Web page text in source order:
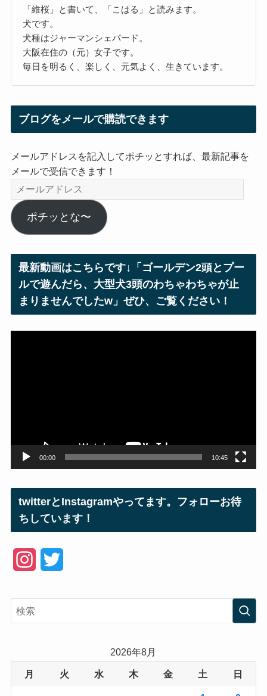
「維桜」と書いて、「こはる」と読みます。
犬です。
犬種はジャーマンシェパード。
大阪在住の（元）女子です。
毎日を明るく、楽しく、元気よく、生きています。
ブログをメールで購読できます
メールアドレスを記入してポチッとすれば、最新記事を
メールで受信できます！
ー
ル
ア
ス
ポチッとな〜
最新動画はこちらです↓「ゴールデン2頭とプー
ルで遊んだら、大型犬3頭のわちゃわちゃが止
まりませんでしたw」ぜひ、ご覧ください！
00:00 10:45
twitterとInstagramやってます。フォローお待
ちしています！
e
2026年8月
月 火 水 木 金 土 日